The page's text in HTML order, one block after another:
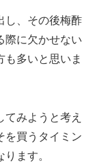
し、その後梅酢
際に欠かせない
も多いと思いま
みようと考え
を買うタイミン
ます。